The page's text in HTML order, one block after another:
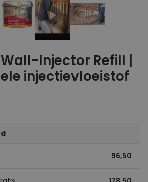
Injector Refill |
injectievloeistof
96,50